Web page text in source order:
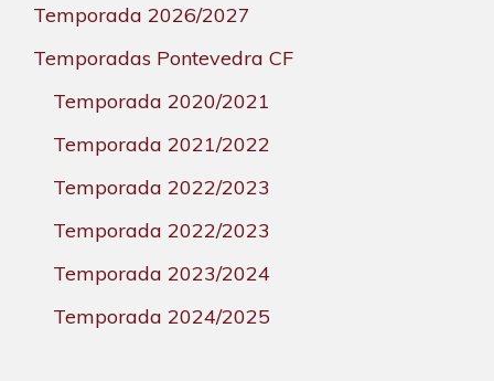
Temporada 2026/2027
Temporadas Pontevedra CF
Temporada 2020/2021
Temporada 2021/2022
Temporada 2022/2023
Temporada 2022/2023
Temporada 2023/2024
Temporada 2024/2025